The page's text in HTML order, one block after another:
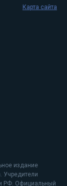
издание
Учредители
РФ. Официальный
Карта сайта